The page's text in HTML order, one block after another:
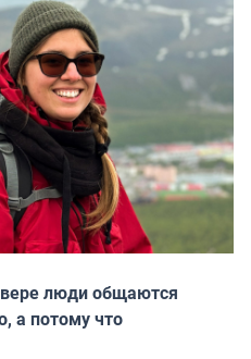
люди общаются
а потому что